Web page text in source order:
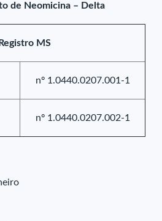
de Neomicina – Delta
Registro MS
nº 1.0440.0207.001-1
nº 1.0440.0207.002-1